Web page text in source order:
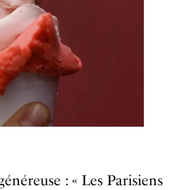
: « Les Parisiens